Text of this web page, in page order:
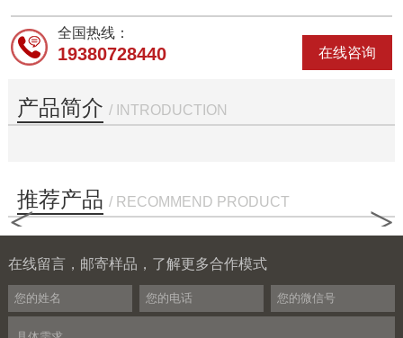
在线咨询
全国热线：
19380728440
产品简介 / INTRODUCTION
推荐产品 / RECOMMEND PRODUCT
< >
在线留言，邮寄样品，了解更多合作模式